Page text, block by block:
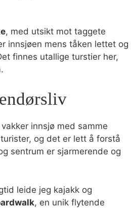
, med utsikt mot taggete
innsjøen mens tåken lettet og
finnes utallige turstier her,
innsjø med samme
og det er lett å forstå
sentrum er sjarmerende og
leide jeg kajakk og
, en unik flytende